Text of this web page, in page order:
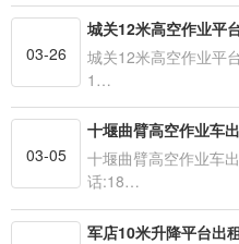
03-26
城关12米高空作业平
城关12米高空作业平
1…
03-05
十堰曲臂高空作业车
十堰曲臂高空作业车
话:18…
军店10米升降平台出